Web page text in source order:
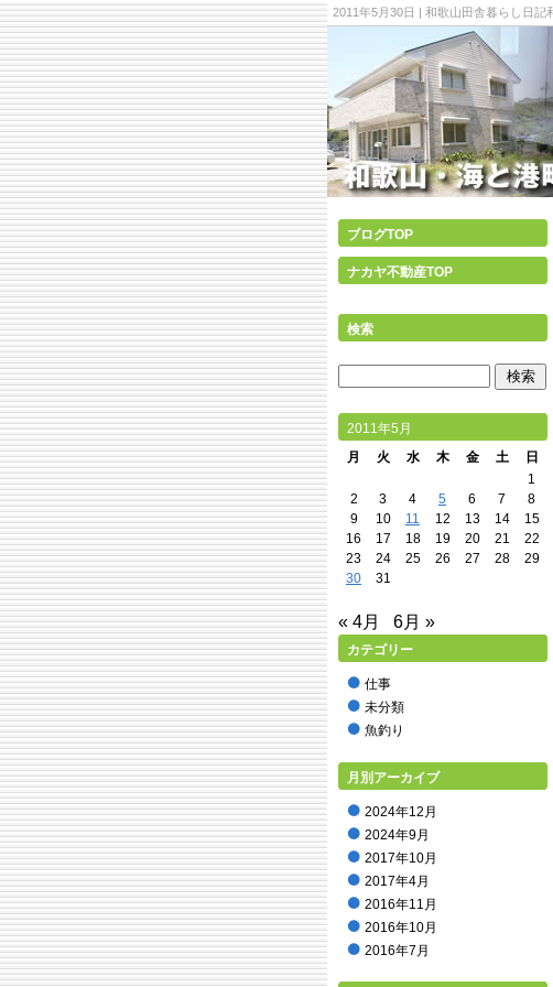
2011年5月30日 | 和歌山田舎暮らし日記
ブログTOP
ナカヤ不動産TOP
検索
2011年5月
月
火 水 木 金 土
日
1
2
3 4 5 6 7
8
9
10 11 12 13 14
15
16
17 18 19 20 21
22
23
24 25 26 27 28
29
30
31
« 4月 6月 »
カテゴリー
仕事
未分類
魚釣り
月別アーカイブ
2024年12月
2024年9月
2017年10月
2017年4月
2016年11月
2016年10月
2016年7月